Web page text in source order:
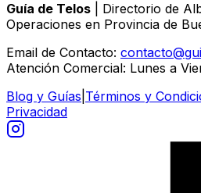
Guía de Telos | Directorio de
Operaciones en Provincia de
Email de Contacto:
Atención Comercial: Lunes a
Blog y Guías Términos y
Privacidad